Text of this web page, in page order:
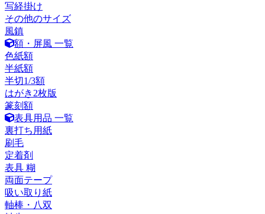
写経掛け
その他のサイズ
風鎮
額・屏風 一覧
色紙額
半紙額
半切1/3額
はがき2枚版
篆刻額
表具用品 一覧
裏打ち用紙
刷毛
定着剤
表具 糊
両面テープ
吸い取り紙
軸棒・八双